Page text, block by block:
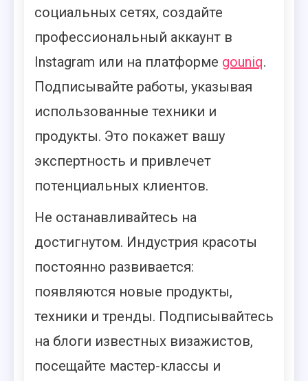
социальных сетях, создайте
профессиональный аккаунт в
Instagram или на платформе gouniq.
Подписывайте работы, указывая
использованные техники и
продукты. Это покажет вашу
экспертность и привлечет
потенциальных клиентов.
Не останавливайтесь на
достигнутом. Индустрия красоты
постоянно развивается:
появляются новые продукты,
техники и тренды. Подписывайтесь
на блоги известных визажистов,
посещайте мастер-классы и